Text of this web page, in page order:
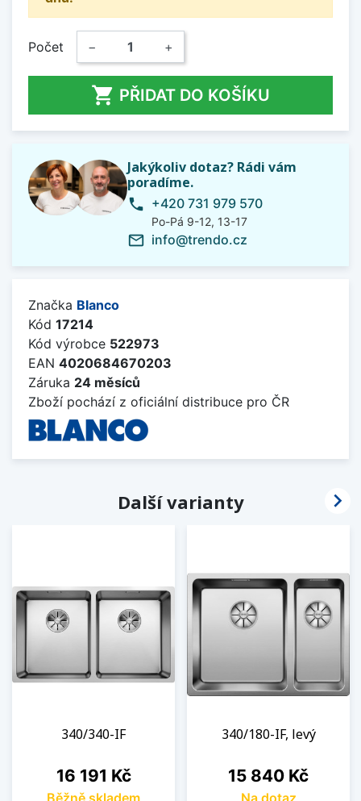
Počet − +
 PŘIDAT DO KOŠÍKU
Jakýkoliv dotaz? Rádi vám
poradíme.
phone +420 731 979 570
Po-Pá 9-12, 13-17
mail_outline info@trendo.cz
Značka Blanco
Kód 17214
Kód výrobce 522973
EAN 4020684670203
Záruka 24 měsíců
Zboží pochází z oficiální distribuce pro ČR
Další varianty
340/340-IF
Cena
16 191 Kč
Běžně skladem
340/180-IF, levý
Cena
15 840 Kč
Na dotaz
